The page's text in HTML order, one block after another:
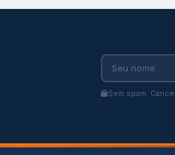
Sem spam.